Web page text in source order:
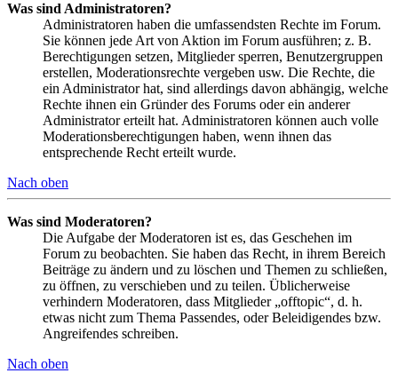
Was sind Administratoren?
Administratoren haben die umfassendsten Rechte im Forum.
Sie können jede Art von Aktion im Forum ausführen; z. B.
Berechtigungen setzen, Mitglieder sperren, Benutzergruppen
erstellen, Moderationsrechte vergeben usw. Die Rechte, die
ein Administrator hat, sind allerdings davon abhängig, welche
Rechte ihnen ein Gründer des Forums oder ein anderer
Administrator erteilt hat. Administratoren können auch volle
Moderationsberechtigungen haben, wenn ihnen das
entsprechende Recht erteilt wurde.
Nach oben
Was sind Moderatoren?
Die Aufgabe der Moderatoren ist es, das Geschehen im
Forum zu beobachten. Sie haben das Recht, in ihrem Bereich
Beiträge zu ändern und zu löschen und Themen zu schließen,
zu öffnen, zu verschieben und zu teilen. Üblicherweise
verhindern Moderatoren, dass Mitglieder „offtopic“, d. h.
etwas nicht zum Thema Passendes, oder Beleidigendes bzw.
Angreifendes schreiben.
Nach oben